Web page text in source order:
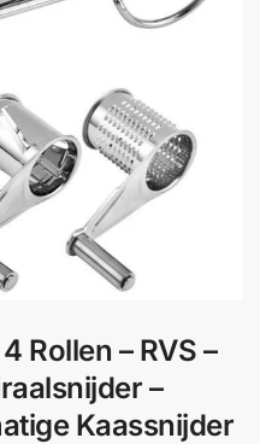
Rollen – RVS –
–
Kaassnijder